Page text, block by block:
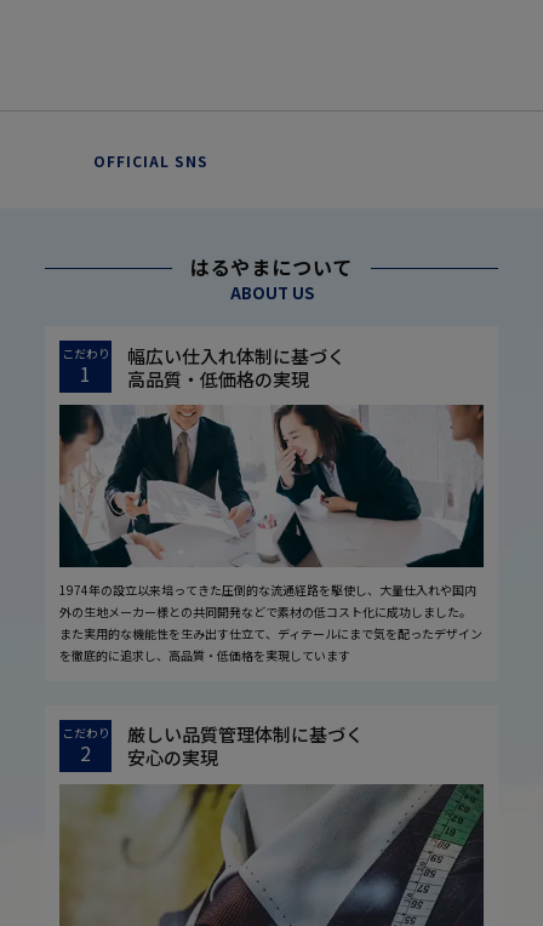
OFFICIAL SNS
はるやまについて
ABOUT US
こだわり
1
幅広い仕入れ体制に基づく
高品質・低価格の実現
1974年の設立以来培ってきた圧倒的な流通経路を駆使し、大量仕入れや国内
外の生地メーカー様との共同開発などで素材の低コスト化に成功しました。
また実用的な機能性を生み出す仕立て、ディテールにまで気を配ったデザイン
を徹底的に追求し、高品質・低価格を実現しています
こだわり
2
厳しい品質管理体制に基づく
安心の実現